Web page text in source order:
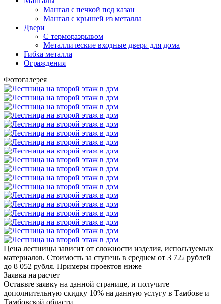
Мангал с печкой под казан
Мангал с крышей из металла
Двери
C терморазрывом
Металлические входные двери для дома
Гибка металла
Ограждения
Фотогалерея
Цена лестницы зависит от сложности изделия, используемых
материалов. Стоимость за ступень в среднем от 3 722 рублей
до 8 052 рубля. Примеры проектов ниже
Заявка на расчет
Оставьте заявку на данной странице, и получите
дополнительную скидку 10% на данную услугу в Тамбове и
Тамбовской области